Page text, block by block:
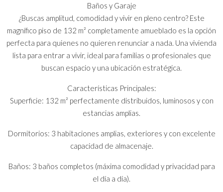
Baños y Garaje
¿Buscas amplitud, comodidad y vivir en pleno centro? Este
magnífico piso de 132 m² completamente amueblado es la opción
perfecta para quienes no quieren renunciar a nada. Una vivienda
lista para entrar a vivir, ideal para familias o profesionales que
buscan espacio y una ubicación estratégica.
Características Principales:
Superficie: 132 m² perfectamente distribuidos, luminosos y con
estancias amplias.
Dormitorios: 3 habitaciones amplias, exteriores y con excelente
capacidad de almacenaje.
Baños: 3 baños completos (máxima comodidad y privacidad para
el día a día).